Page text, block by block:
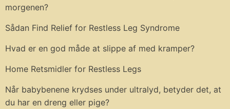
morgenen?
Sådan Find Relief for Restless Leg Syndrome
Hvad er en god måde at slippe af med kramper?
Home Retsmidler for Restless Legs
Når babybenene krydses under ultralyd, betyder det, at
du har en dreng eller pige?